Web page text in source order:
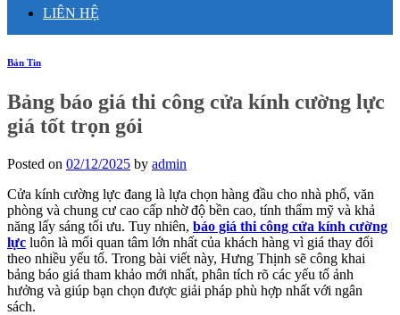
LIÊN HỆ
Bản Tin
Bảng báo giá thi công cửa kính cường lực
giá tốt trọn gói
Posted on 02/12/2025 by admin
Cửa kính cường lực đang là lựa chọn hàng đầu cho nhà phố, văn
phòng và chung cư cao cấp nhờ độ bền cao, tính thẩm mỹ và khả
năng lấy sáng tối ưu. Tuy nhiên, báo giá thi công cửa kính cường
lực luôn là mối quan tâm lớn nhất của khách hàng vì giá thay đổi
theo nhiều yếu tố. Trong bài viết này, Hưng Thịnh sẽ công khai
bảng báo giá tham khảo mới nhất, phân tích rõ các yếu tố ảnh
hưởng và giúp bạn chọn được giải pháp phù hợp nhất với ngân
sách.